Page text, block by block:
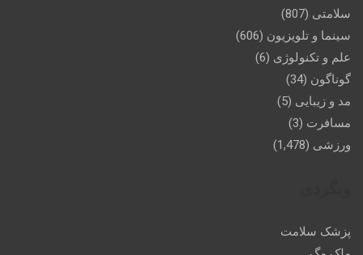
سلامتی (807)
سینما و تلویزیون (606)
علم و تکنولوژی (6)
گوناگون (34)
مد و زیبایی (5)
مسافرت (3)
ورزشی (1,478)
پزشک سلامت